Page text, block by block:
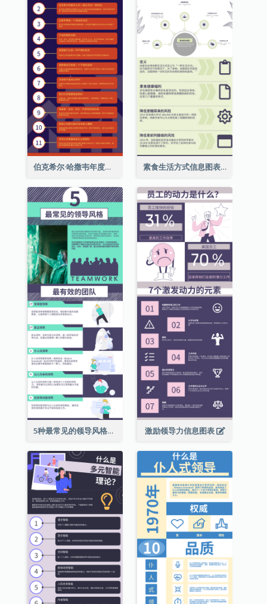
伯克希尔·哈撒韦年度股东大会的11个要点 素食生活方式信息图表
5种最常见的领导风格信息图表 激励领导力信息图表